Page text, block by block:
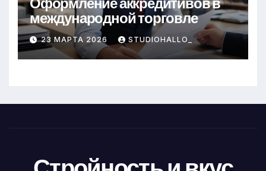
международной торговле
23 МАРТА 2026 STUDIOHALLO_